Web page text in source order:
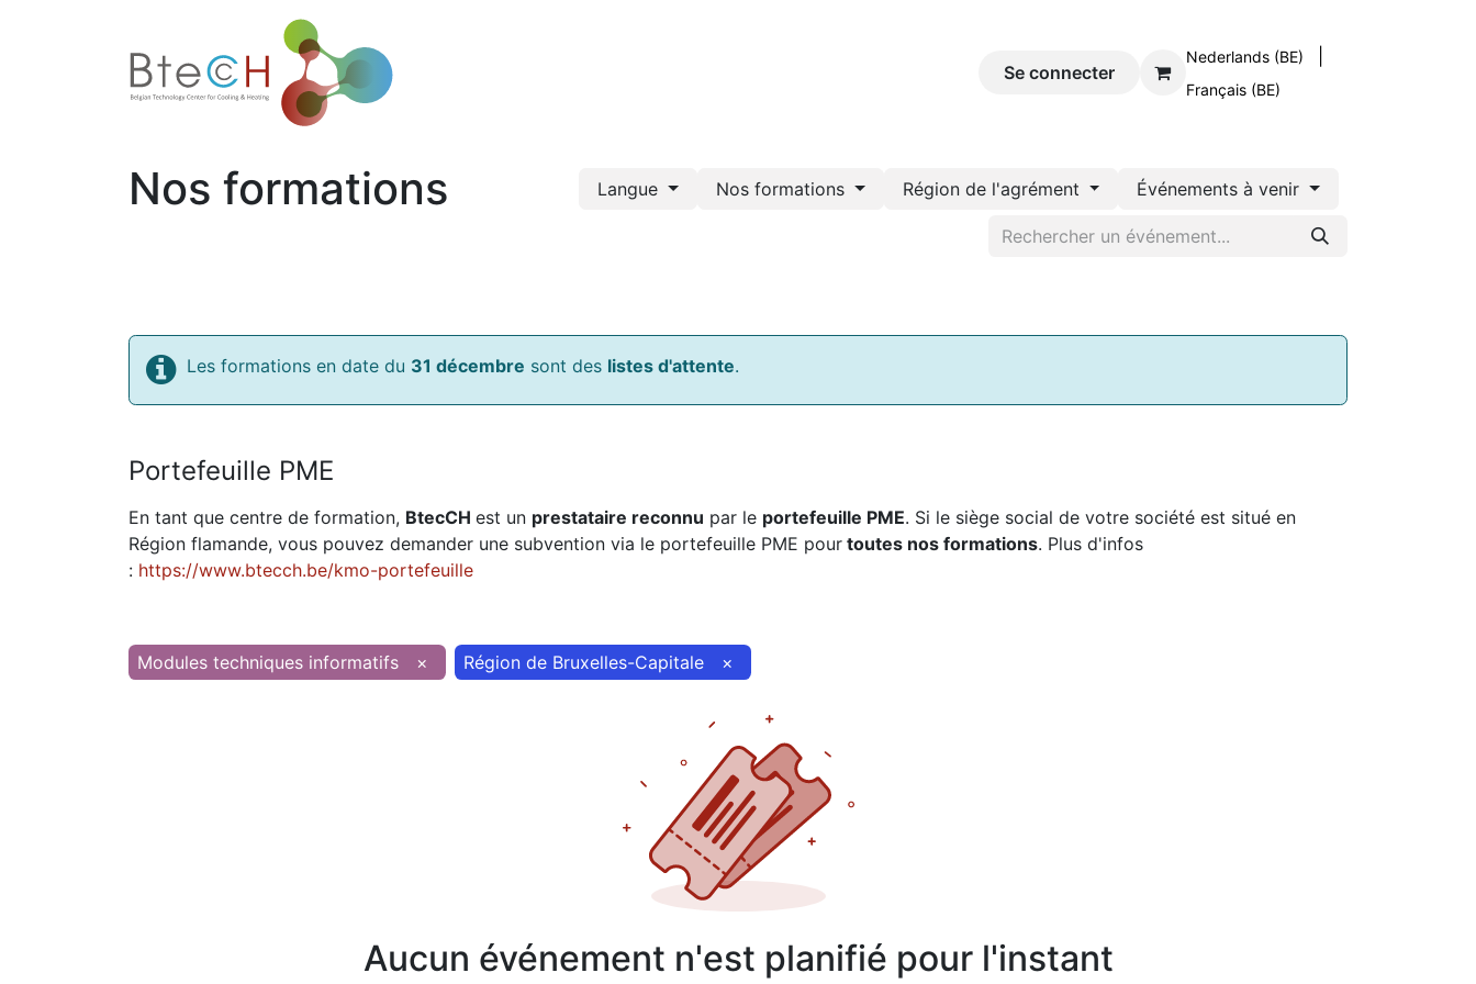
Contact
Se connecter
Nederlands (BE)
Français (BE)
Nos formations Langue Nos formations Région de l'agrément Événements à venir
Les formations en date du 31 décembre sont des listes d'attente.
Portefeuille PME
En tant que centre de formation, BtecCH est un prestataire reconnu par le portefeuille PME. Si le siège social de votre société est situé en
Région flamande, vous pouvez demander une subvention via le portefeuille PME pour toutes nos formations. Plus d'infos
: https://www.btecch.be/kmo-portefeuille
Modules techniques informatifs × Région de Bruxelles-Capitale ×
Aucun événement n'est planifié pour l'instant